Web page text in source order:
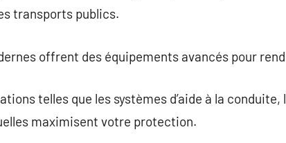
transports publics.
offrent des équipements avancés pour
telles que les systèmes d’aide à la
maximisent votre protection.